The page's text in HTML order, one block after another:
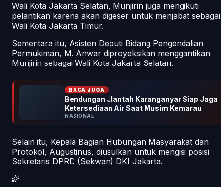
Wali Kota Jakarta Selatan, Munjirin juga mengikuti
pelantikan karena akan digeser untuk menjabat sebagai
Wali Kota Jakarta Timur.
Sementara itu, Asisten Deputi Bidang Pengendalian
Permukiman, M. Anwar diproyeksikan menggantikan
Munjirin sebagai Wali Kota Jakarta Selatan.
BACA JUGA
Bendungan Jlantah Karanganyar Siap Jaga
Ketersediaan Air Saat Musim Kemarau
NASIONAL
Selain itu, Kepala Bagian Hubungan Masyarakat dan
Protokol, Augustinus, diusulkan untuk mengisi posisi
Sekretaris DPRD (Sekwan) DKI Jakarta.